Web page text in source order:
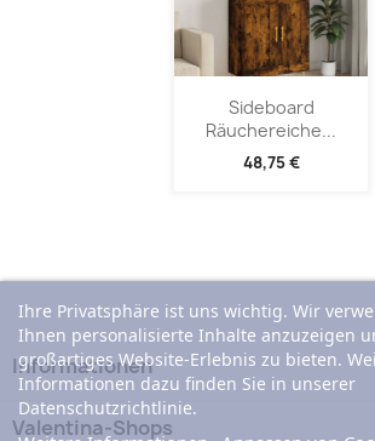
Sideboard
Räuchereiche...
48,75 €
Informationen
Valentina-Shops
Ihre Privatsphäre ist uns wichtig. Wir
Ihnen personalisierte Inhalte anzuzeigen
großartiges Website-Erlebnis zu bieten.
Informationen dazu finden Sie in unserer
Datenschutzrichtlinie.